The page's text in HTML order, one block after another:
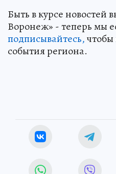
Быть в курсе новостей
Воронеж» - теперь мы
подписывайтесь,
события региона.